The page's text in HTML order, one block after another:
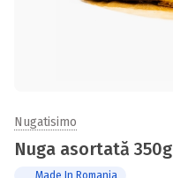
Nugatisimo
Nuga asortată 350g
Made In Romania